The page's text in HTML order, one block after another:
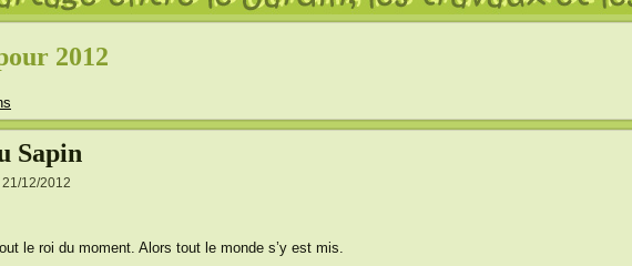
2012
Sapin
12/2012
le roi du moment. Alors tout le monde s’y est mis.